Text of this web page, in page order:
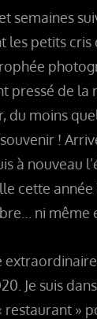
semaines
les petits cris
pressé de la
du moins
!
à nouveau
cette année
ni même
Je suis
restaurant »